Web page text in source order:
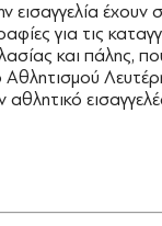
εισαγγελία έχουν
για τις
και πάλης,
αθλητικό